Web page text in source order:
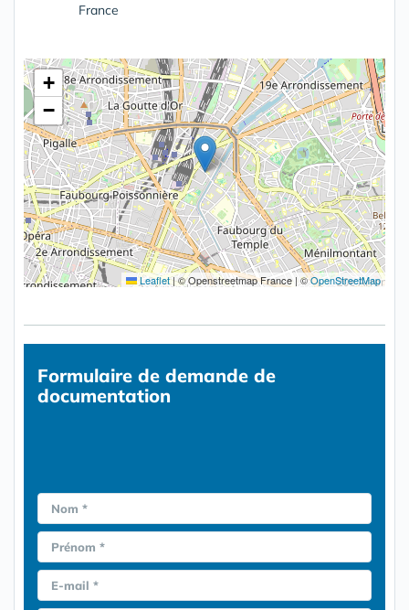
France
+
−
Leaflet|© Openstreetmap France | ©OpenStreetMap
Formulaire de demande de
documentation
Nom *
Prénom *
E-mail *